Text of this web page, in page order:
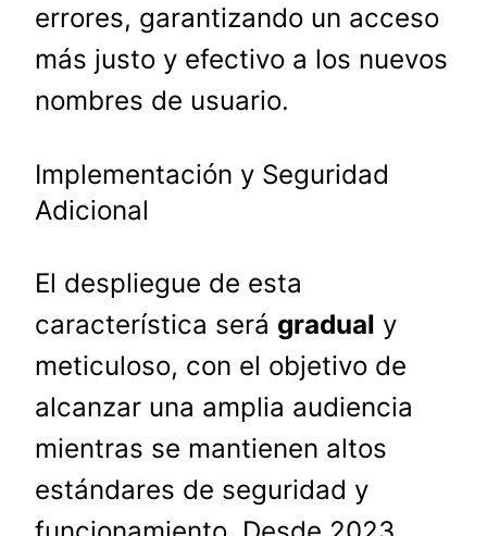
errores, garantizando un acceso
más justo y efectivo a los nuevos
nombres de usuario.
Implementación y Seguridad
Adicional
El despliegue de esta
característica será gradual y
meticuloso, con el objetivo de
alcanzar una amplia audiencia
mientras se mantienen altos
estándares de seguridad y